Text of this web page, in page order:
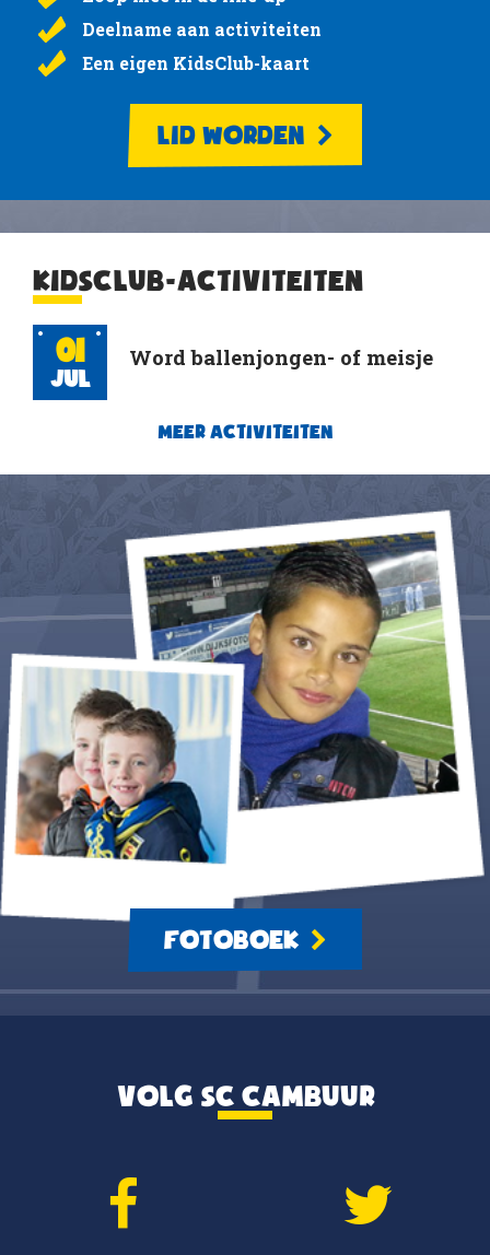
Deelname aan activiteiten
Een eigen KidsClub-kaart
LID WORDEN
KIDSCLUB-ACTIVITEITEN
01
Jul
Word ballenjongen- of meisje
MEER ACTIVITEITEN
FOTOBOEK
VOLG SC CAMBUUR